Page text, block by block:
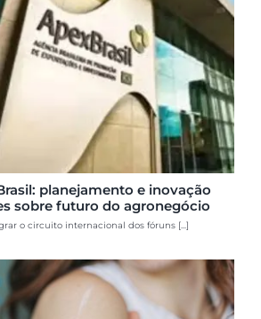
planejamento e inovação
sobre futuro do agronegócio
o circuito internacional dos fóruns [...]